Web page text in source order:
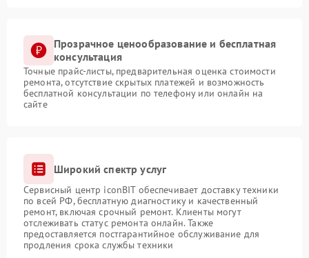
Прозрачное ценообразование и бесплатная
консультация
Точные прайс-листы, предварительная оценка стоимости
ремонта, отсутствие скрытых платежей и возможность
бесплатной консультации по телефону или онлайн на
сайте
Широкий спектр услуг
Сервисный центр iconBIT обеспечивает доставку техники
по всей РФ, бесплатную диагностику и качественный
ремонт, включая срочный ремонт. Клиенты могут
отслеживать статус ремонта онлайн. Также
предоставляется постгарантийное обслуживание для
продления срока службы техники